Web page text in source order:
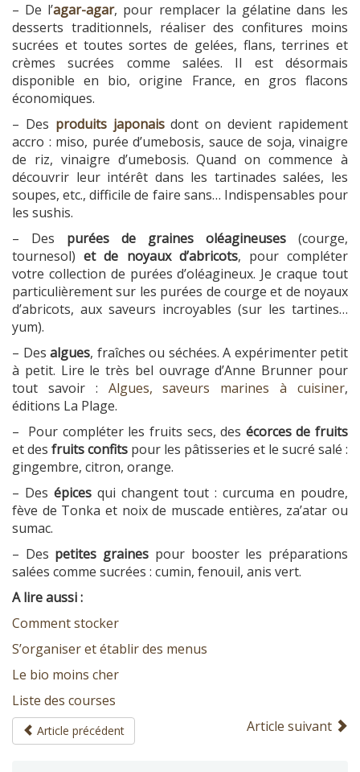
– De l’agar-agar, pour remplacer la gélatine dans les
desserts traditionnels, réaliser des confitures moins
sucrées et toutes sortes de gelées, flans, terrines et
crèmes sucrées comme salées. Il est désormais
disponible en bio, origine France, en gros flacons
économiques.
– Des produits japonaisdont on devient rapidement
accro : miso, purée d’umebosis, sauce de soja, vinaigre
de riz, vinaigre d’umebosis. Quand on commence à
découvrir leur intérêt dans les tartinades salées, les
soupes, etc., difficile de faire sans… Indispensables pour
les sushis.
– Des purées de graines oléagineuses (courge,
tournesol)et de noyaux d’abricots, pour compléter
votre collection de purées d’oléagineux. Je craque tout
particulièrement sur les purées de courge et de noyaux
d’abricots, aux saveurs incroyables (sur les tartines…
yum).
– Des algues, fraîches ou séchées. A expérimenter petit
à petit. Lire le très bel ouvrage d’Anne Brunner pour
tout savoir : Algues, saveurs marines à cuisiner,
éditions La Plage.
– Pour compléter les fruits secs, des écorces de fruits
et des fruits confits pour les pâtisseries et le sucré salé :
gingembre, citron, orange.
– Des épicesqui changent tout : curcuma en poudre,
fève de Tonka et noix de muscade entières, za’atar ou
sumac.
– Des petites graines pour booster les préparations
salées comme sucrées : cumin, fenouil, anis vert.
A lire aussi :
Comment stocker
S’organiser et établir des menus
Le bio moins cher
Liste des courses
Article précédent Article suivant